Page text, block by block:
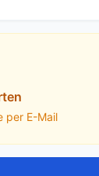
per E-Mail